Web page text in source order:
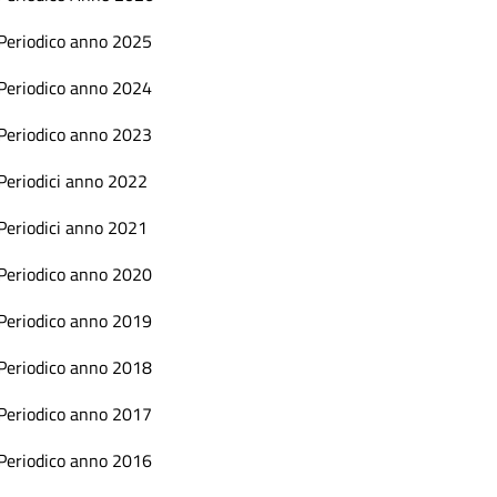
anno 2025
anno 2024
anno 2023
anno 2022
anno 2021
anno 2020
anno 2019
anno 2018
anno 2017
anno 2016